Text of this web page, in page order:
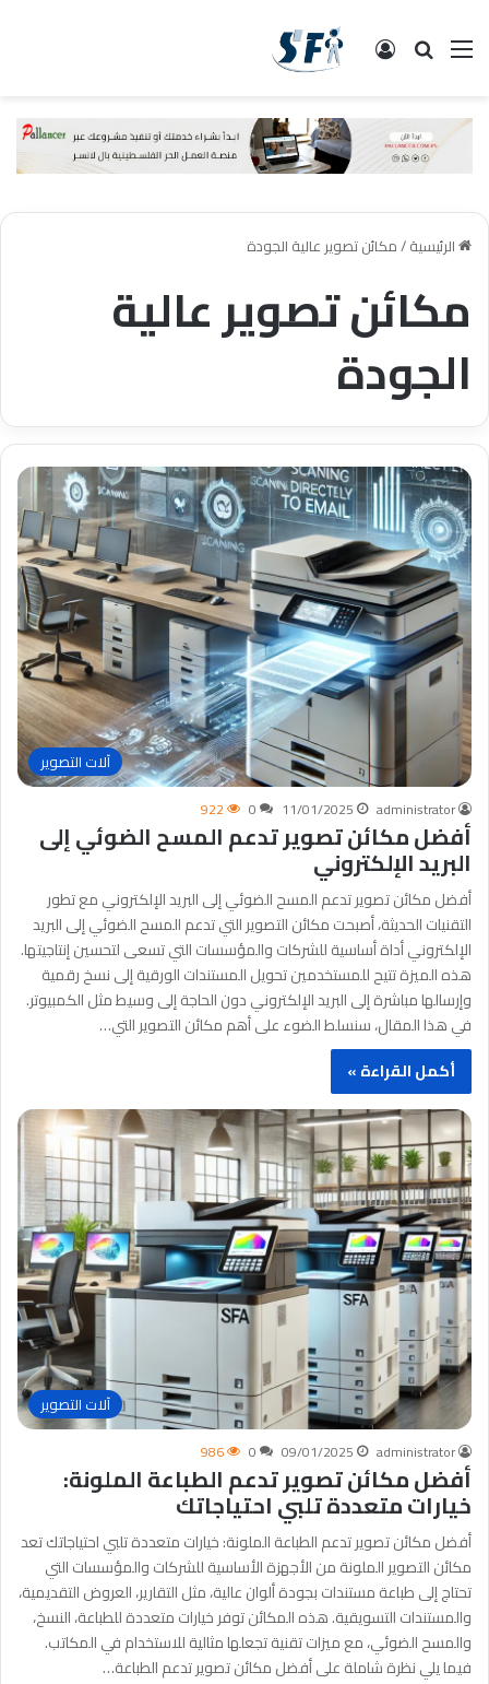
القائمة البحث تسجيل الدخول
الرئيسية/مكائن تصوير عالية الجودة
مكائن تصوير عالية
الجودة
آلات التصوير
administrator
11/01/2025
0
922
أفضل مكائن تصوير تدعم المسح الضوئي إلى
البريد الإلكتروني
أفضل مكائن تصوير تدعم المسح الضوئي إلى البريد الإلكتروني مع تطور
التقنيات الحديثة، أصبحت مكائن التصوير التي تدعم المسح الضوئي إلى البريد
الإلكتروني أداة أساسية للشركات والمؤسسات التي تسعى لتحسين إنتاجيتها.
هذه الميزة تتيح للمستخدمين تحويل المستندات الورقية إلى نسخ رقمية
وإرسالها مباشرة إلى البريد الإلكتروني دون الحاجة إلى وسيط مثل الكمبيوتر.
في هذا المقال، سنسلط الضوء على أهم مكائن التصوير التي…
أكمل القراءة »
آلات التصوير
administrator
09/01/2025
0
986
أفضل مكائن تصوير تدعم الطباعة الملونة:
خيارات متعددة تلبي احتياجاتك
أفضل مكائن تصوير تدعم الطباعة الملونة: خيارات متعددة تلبي احتياجاتك تعد
مكائن التصوير الملونة من الأجهزة الأساسية للشركات والمؤسسات التي
تحتاج إلى طباعة مستندات بجودة ألوان عالية، مثل التقارير، العروض التقديمية،
والمستندات التسويقية. هذه المكائن توفر خيارات متعددة للطباعة، النسخ،
والمسح الضوئي، مع ميزات تقنية تجعلها مثالية للاستخدام في المكاتب.
فيما يلي نظرة شاملة على أفضل مكائن تصوير تدعم الطباعة…